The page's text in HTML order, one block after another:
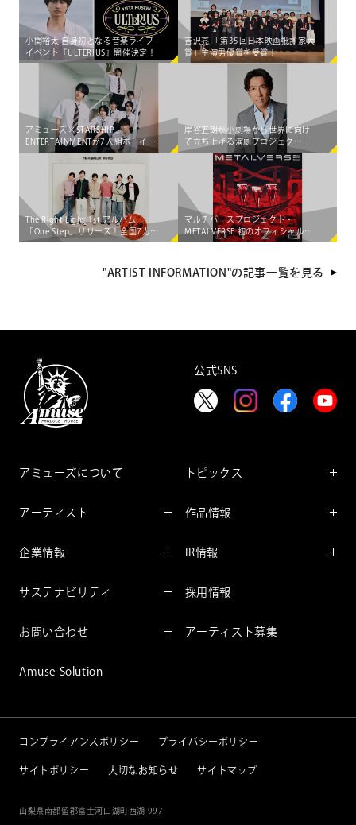
小関裕太 自身初となる音楽ライブ
イベント『ULTERIUS』開催決定！
吉沢亮 「第35回日本映画批評家大
賞」主演男優賞を受賞！
アミューズ×STARSHIP
ENTERTAINMENTが7人組ボーイズ
グループ「AEN」をマネジメント
する大型共同プロジェクト始動！
岸谷五朗が小劇場から世界に向け
て立ち上げる演劇プロジェク
ト"PRIME VINsTAGE"が始動！
The Right Light 1st アルバム
「One Step」リリース！全国7カ所
を巡る 初のライブツアー決定
マルチバースプロジェクト・
METALVERSE 初のオフィシャル配
信シングル＆MUSIC
に"出現"決定!!
"ARTIST INFORMATION"の記事一覧を見る
公式SNS
アミューズについて
アーティスト
企業情報
企業理念
サステナビリティ
アミューズのサステナビリテ
重要課題
お問い合わせ
Amuse Solution
トピックス
レポート
作品情報
コミック
IR情報
IRマネージメント
採用情報
アーティスト募集
コンプライアンスポリシー プライバシーポリシー
サイトポリシー 大切なお知らせ サイトマップ
山梨県南都留郡富士河口湖町西湖 997